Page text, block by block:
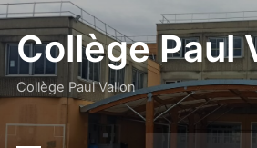
Collège Paul
Collège Paul Vallon
Panneau de gestion des cookies